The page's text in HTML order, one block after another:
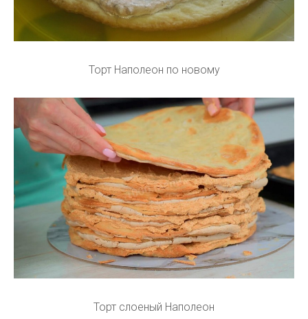
Торт Наполеон по новому
Торт слоеный Наполеон